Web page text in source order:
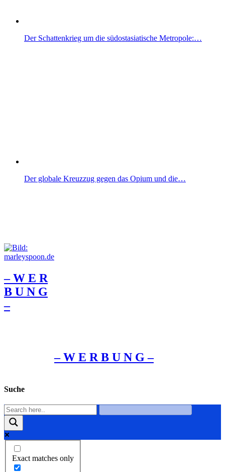
Der Schattenkrieg um die südostasiatische Metropole:…
Der globale Kreuzzug gegen das Opium und die…
– W Ε R
Β U Ν G
–
– W Ε R Β U Ν G –
Suche
Exact matches only